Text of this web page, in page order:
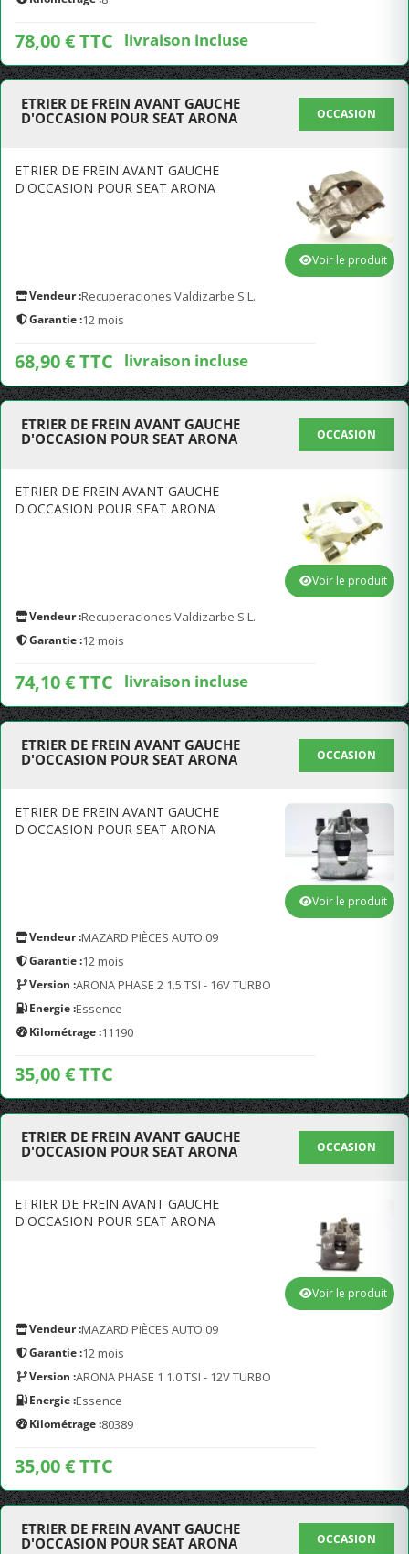
78,00 € TTC livraison incluse
ETRIER DE FREIN AVANT GAUCHE
D'OCCASION POUR SEAT ARONA
OCCASION
ETRIER DE FREIN AVANT GAUCHE
D'OCCASION POUR SEAT ARONA
Vendeur :Recuperaciones Valdizarbe S.L.
Garantie :12 mois
68,90 € TTC livraison incluse
Voir le produit
ETRIER DE FREIN AVANT GAUCHE
D'OCCASION POUR SEAT ARONA
OCCASION
ETRIER DE FREIN AVANT GAUCHE
D'OCCASION POUR SEAT ARONA
Vendeur :Recuperaciones Valdizarbe S.L.
Garantie :12 mois
74,10 € TTC livraison incluse
Voir le produit
ETRIER DE FREIN AVANT GAUCHE
D'OCCASION POUR SEAT ARONA
OCCASION
ETRIER DE FREIN AVANT GAUCHE
D'OCCASION POUR SEAT ARONA
Vendeur :MAZARD PIÈCES AUTO 09
Garantie :12 mois
Version :ARONA PHASE 2 1.5 TSI - 16V TURBO
Energie :Essence
Kilométrage :11190
35,00 € TTC
Voir le produit
ETRIER DE FREIN AVANT GAUCHE
D'OCCASION POUR SEAT ARONA
OCCASION
ETRIER DE FREIN AVANT GAUCHE
D'OCCASION POUR SEAT ARONA
Vendeur :MAZARD PIÈCES AUTO 09
Garantie :12 mois
Version :ARONA PHASE 1 1.0 TSI - 12V TURBO
Energie :Essence
Kilométrage :80389
35,00 € TTC
Voir le produit
ETRIER DE FREIN AVANT GAUCHE
D'OCCASION POUR SEAT ARONA
OCCASION